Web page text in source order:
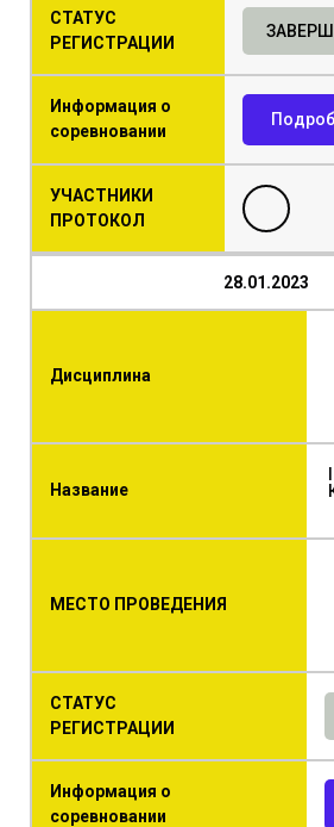
СТАТУС
РЕГИСТРАЦИИ
Информация о
соревновании
УЧАСТНИКИ
ПРОТОКОЛ
28.01.2023
Дисциплина
Название
МЕСТО ПРОВЕДЕНИЯ
СТАТУС
РЕГИСТРАЦИИ
Информация о
соревновании